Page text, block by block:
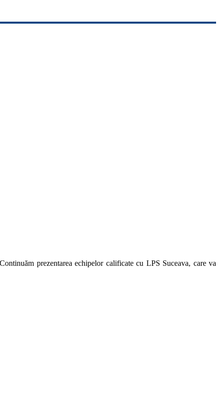
prezentarea echipelor calificate cu LPS Suceava, care va